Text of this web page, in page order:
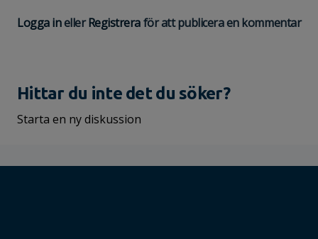
Logga inellerRegistreraför att publicera en kommentar
Hittar du inte det du söker?
Starta en ny diskussion